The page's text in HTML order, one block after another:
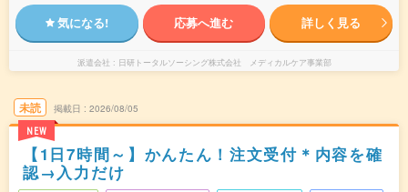
気になる! 応募へ進む 詳しく見る
派遣会社 日研トータルソーシング株式会社 メディカルケア事業部
未読
NEW
掲載日 2026/08/05
【1日7時間～】かんたん！注文受付＊内容を確
認→入力だけ